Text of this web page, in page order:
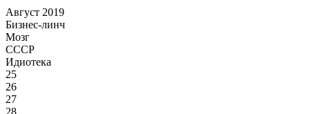
Август 2019
Бизнес-линч
Мозг
СССР
Идиотека
25
26
27
28